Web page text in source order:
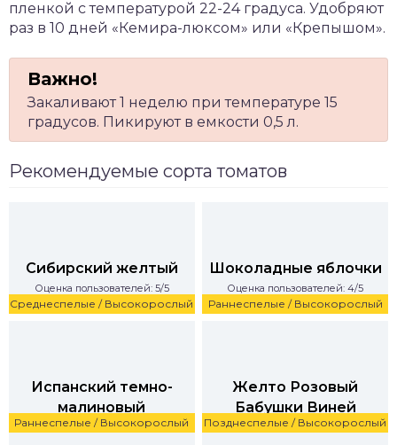
пленкой с температурой 22-24 градуса. Удобряют
раз в 10 дней «Кемира-люксом» или «Крепышом».
Закаливают 1 неделю при температуре 15
градусов. Пикируют в емкости 0,5 л.
Рекомендуемые сорта томатов
Среднеспелые / Высокорослый
Сибирский желтый
Оценка пользователей: 5/5
Раннеспелые / Высокорослый
Шоколадные яблочки
Оценка пользователей: 4/5
Раннеспелые / Высокорослый
Испанский темно-
малиновый
Оценка пользователей: 5/5 Позднеспелые / Высокорослый
Желто Розовый
Бабушки Виней
Оценка пользователей: 4/5